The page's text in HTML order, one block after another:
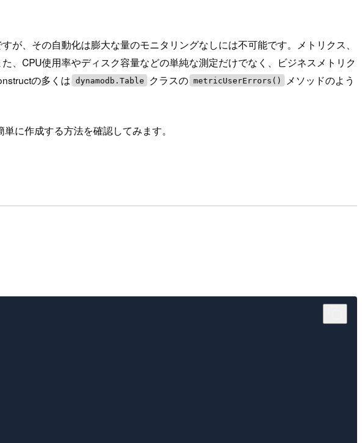
、その自動化は膨大な量のモニタリングなしには不可能です。メトリクス、
、CPU使用率やディスク容量などの単純な測定だけでなく、ビジネスメトリク
の多くは
dynamodb.Table クラスの metricUserErrors()
メソッドのよう
に作成する方法を確認してみます。